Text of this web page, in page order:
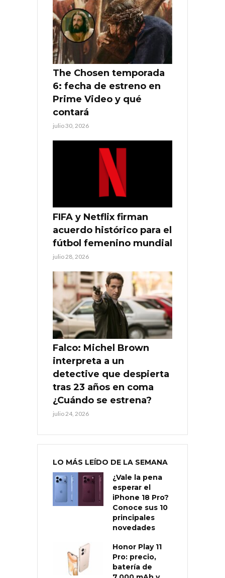
The Chosen temporada
6: fecha de estreno en
Prime Video y qué
contará
julio 30, 2026
FIFA y Netflix firman
acuerdo histórico para el
fútbol femenino mundial
julio 28, 2026
Falco: Michel Brown
interpreta a un
detective que despierta
tras 23 años en coma
¿Cuándo se estrena?
julio 24, 2026
LO MÁS LEÍDO DE LA SEMANA
¿Vale la pena
esperar el
iPhone 18 Pro?
Conoce sus 10
principales
novedades
Honor Play 11
Pro: precio,
batería de